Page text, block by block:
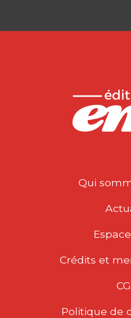
Qui
Crédits et
Politique de